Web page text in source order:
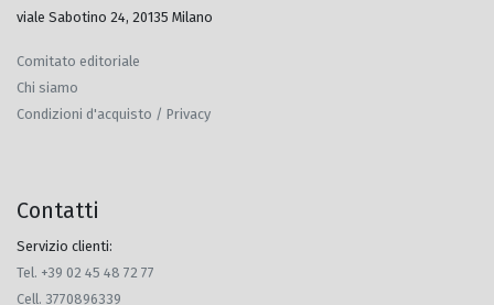
viale Sabotino 24, 20135 Milano
Comitato editoriale
Chi siamo
Condizioni d'acquisto / Privacy
Contatti
Servizio clienti:
Tel. +39 02 45 48 72 77
Cell. 3770896339